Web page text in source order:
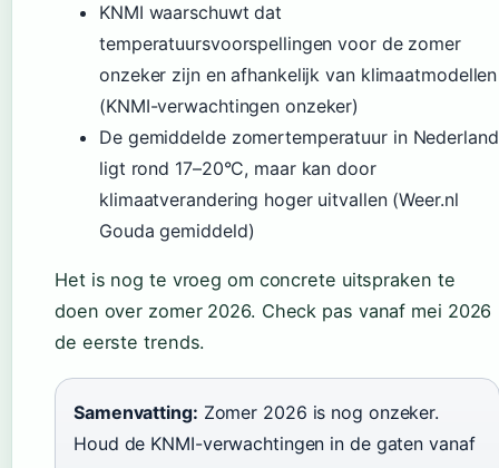
KNMI waarschuwt dat
temperatuursvoorspellingen voor de zomer
onzeker zijn en afhankelijk van klimaatmodellen
(KNMI-verwachtingen onzeker)
De gemiddelde zomertemperatuur in Nederland
ligt rond 17–20°C, maar kan door
klimaatverandering hoger uitvallen (Weer.nl
Gouda gemiddeld)
Het is nog te vroeg om concrete uitspraken te
doen over zomer 2026. Check pas vanaf mei 2026
de eerste trends.
Samenvatting: Zomer 2026 is nog onzeker.
Houd de KNMI-verwachtingen in de gaten vanaf